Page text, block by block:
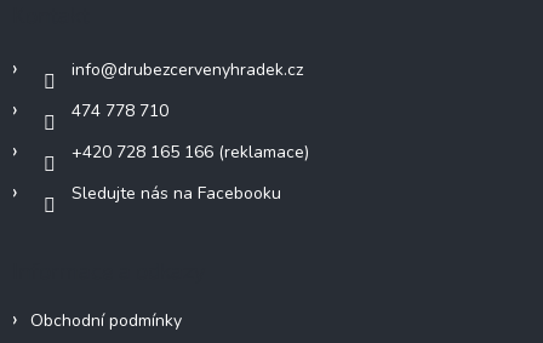
info@drubezcervenyhradek.cz
474 778 710
+420 728 165 166 (reklamace)
Sledujte nás na Facebooku
Obchodní podmínky